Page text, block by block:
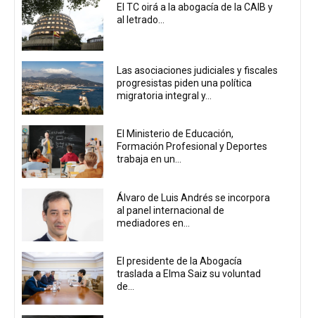
El TC oirá a la abogacía de la CAIB y
al letrado...
Las asociaciones judiciales y fiscales
progresistas piden una política
migratoria integral y...
El Ministerio de Educación,
Formación Profesional y Deportes
trabaja en un...
Álvaro de Luis Andrés se incorpora
al panel internacional de
mediadores en...
El presidente de la Abogacía
traslada a Elma Saiz su voluntad
de...